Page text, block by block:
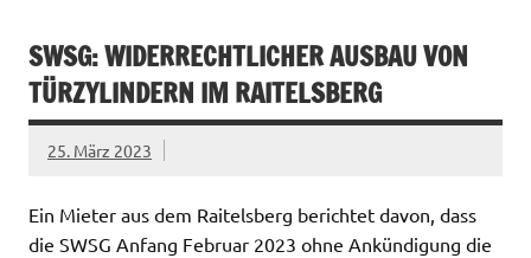
SWSG: WIDERRECHTLICHER AUSBAU VON
TÜRZYLINDERN IM RAITELSBERG
25. März 2023
Ein Mieter aus dem Raitelsberg berichtet davon, dass
die SWSG Anfang Februar 2023 ohne Ankündigung die